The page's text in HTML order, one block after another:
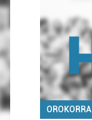
OROKORRA